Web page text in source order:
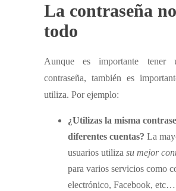
La contraseña
todo
Aunque es importante tener
contraseña, también es
utiliza. Por ejemplo:
¿Utilizas la misma
diferentes cuentas? La
usuarios utiliza su mejor
para varios servicios como
electrónico, Facebook, etc…